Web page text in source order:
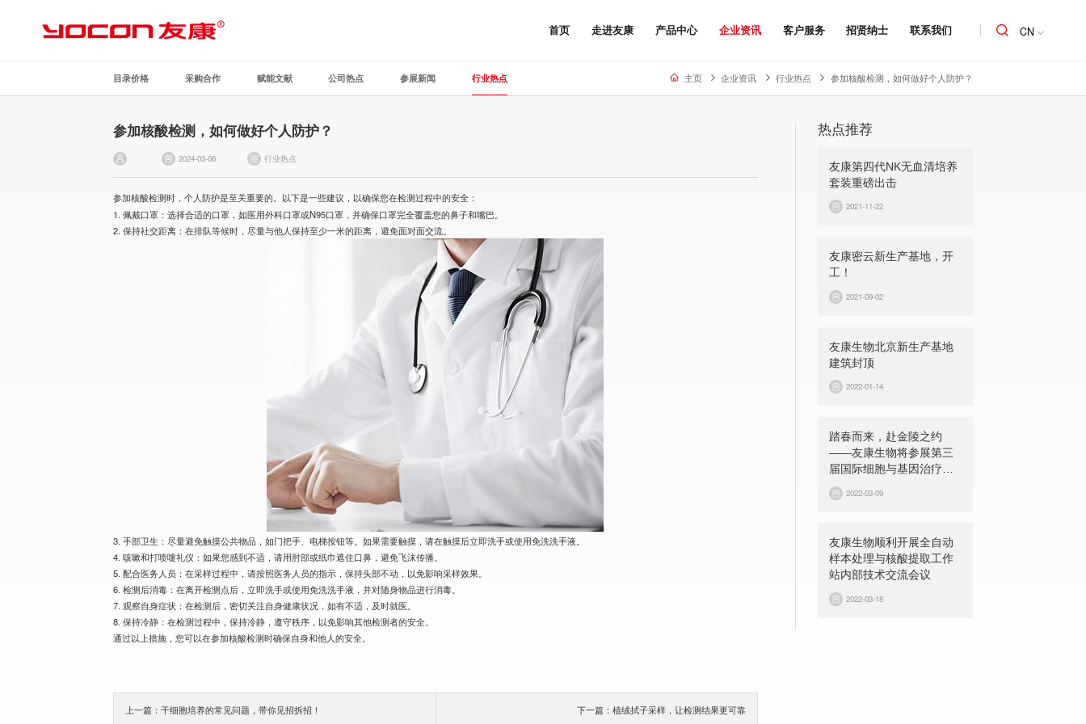
CN
首页 走进友康 产品中心 企业资讯 客户服务 招贤纳士 联系我们
主页 企业资讯 行业热点 参加核酸检测，如何做好个人防护？
目录价格 采购合作 赋能文献 公司热点 参展新闻 行业热点
参加核酸检测，如何做好个人防护？
2024-03-06 行业热点
参加核酸检测时，个人防护是至关重要的。以下是一些建议，以确保您在检测过程中的安全：
1. 佩戴口罩：选择合适的口罩，如医用外科口罩或N95口罩，并确保口罩完全覆盖您的鼻子和嘴巴。
2. 保持社交距离：在排队等候时，尽量与他人保持至少一米的距离，避免面对面交流。
3. 手部卫生：尽量避免触摸公共物品，如门把手、电梯按钮等。如果需要触摸，请在触摸后立即洗手或使用免洗洗手液。
4. 咳嗽和打喷嚏礼仪：如果您感到不适，请用肘部或纸巾遮住口鼻，避免飞沫传播。
5. 配合医务人员：在采样过程中，请按照医务人员的指示，保持头部不动，以免影响采样效果。
6. 检测后消毒：在离开检测点后，立即洗手或使用免洗洗手液，并对随身物品进行消毒。
7. 观察自身症状：在检测后，密切关注自身健康状况，如有不适，及时就医。
8. 保持冷静：在检测过程中，保持冷静，遵守秩序，以免影响其他检测者的安全。
通过以上措施，您可以在参加核酸检测时确保自身和他人的安全。
上一篇：干细胞培养的常见问题，带你见招拆招！ 下一篇：植绒拭子采样，让检测结果更可靠
热点推荐
友康第四代NK无血清培养
套装重磅出击
2021-11-22
友康密云新生产基地，开
工！
2021-09-02
友康生物北京新生产基地
建筑封顶
2022-01-14
踏春而来，赴金陵之约
——友康生物将参展第三
届国际细胞与基因治疗中
国峰会（CGCS 2022）
2022-03-09
友康生物顺利开展全自动
样本处理与核酸提取工作
站内部技术交流会议
2022-03-18